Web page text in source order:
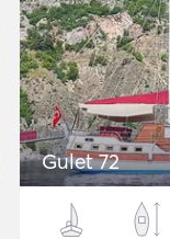
Gulet 72